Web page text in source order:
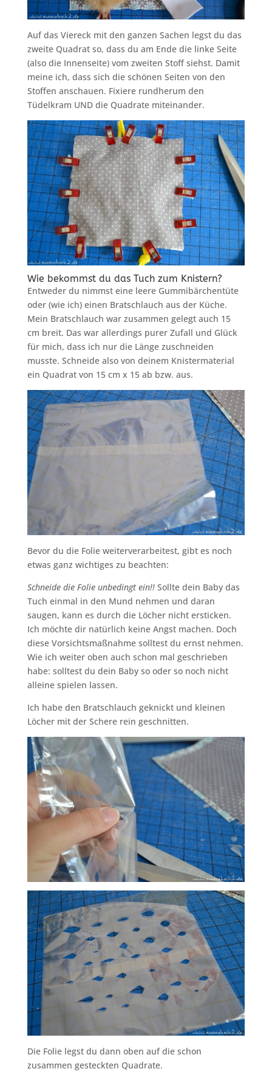
Auf das Viereck mit den ganzen Sachen legst du das
zweite Quadrat so, dass du am Ende die linke Seite
(also die Innenseite) vom zweiten Stoff siehst. Damit
meine ich, dass sich die schönen Seiten von den
Stoffen anschauen. Fixiere rundherum den
Tüdelkram UND die Quadrate miteinander.
Wie bekommst du das Tuch zum Knistern?
Entweder du nimmst eine leere Gummibärchentüte
oder (wie ich) einen Bratschlauch aus der Küche.
Mein Bratschlauch war zusammen gelegt auch 15
cm breit. Das war allerdings purer Zufall und Glück
für mich, dass ich nur die Länge zuschneiden
musste. Schneide also von deinem Knistermaterial
ein Quadrat von 15 cm x 15 ab bzw. aus.
Bevor du die Folie weiterverarbeitest, gibt es noch
etwas ganz wichtiges zu beachten:
Schneide die Folie unbedingt ein!!Sollte dein Baby das
Tuch einmal in den Mund nehmen und daran
saugen, kann es durch die Löcher nicht ersticken.
Ich möchte dir natürlich keine Angst machen. Doch
diese Vorsichtsmaßnahme solltest du ernst nehmen.
Wie ich weiter oben auch schon mal geschrieben
habe: solltest du dein Baby so oder so noch nicht
alleine spielen lassen.
Ich habe den Bratschlauch geknickt und kleinen
Löcher mit der Schere rein geschnitten.
Die Folie legst du dann oben auf die schon
zusammen gesteckten Quadrate.